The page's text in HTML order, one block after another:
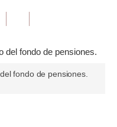
fondo de pensiones.